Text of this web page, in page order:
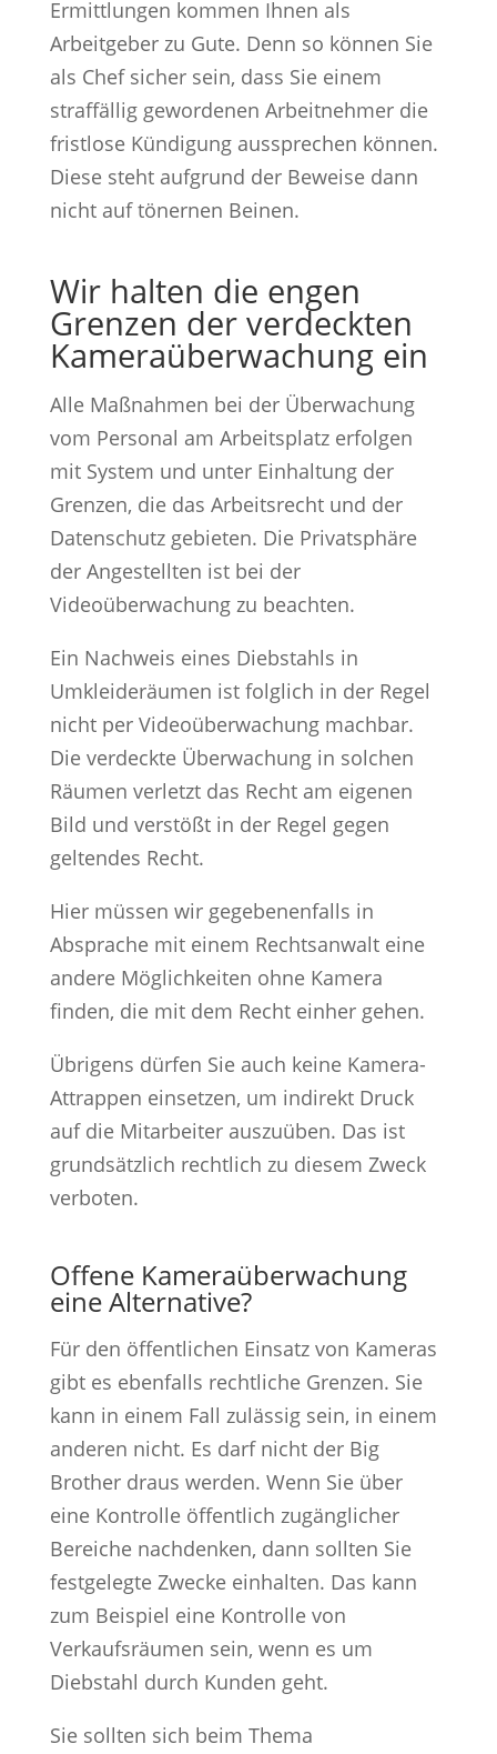
Ermittlungen kommen Ihnen als
Arbeitgeber zu Gute. Denn so können Sie
als Chef sicher sein, dass Sie einem
straffällig gewordenen Arbeitnehmer die
fristlose Kündigung aussprechen können.
Diese steht aufgrund der Beweise dann
nicht auf tönernen Beinen.
Wir halten die engen
Grenzen der verdeckten
Kameraüberwachung ein
Alle Maßnahmen bei der Überwachung
vom Personal am Arbeitsplatz erfolgen
mit System und unter Einhaltung der
Grenzen, die das Arbeitsrecht und der
Datenschutz gebieten. Die Privatsphäre
der Angestellten ist bei der
Videoüberwachung zu beachten.
Ein Nachweis eines Diebstahls in
Umkleideräumen ist folglich in der Regel
nicht per Videoüberwachung machbar.
Die verdeckte Überwachung in solchen
Räumen verletzt das Recht am eigenen
Bild und verstößt in der Regel gegen
geltendes Recht.
Hier müssen wir gegebenenfalls in
Absprache mit einem Rechtsanwalt eine
andere Möglichkeiten ohne Kamera
finden, die mit dem Recht einher gehen.
Übrigens dürfen Sie auch keine Kamera-
Attrappen einsetzen, um indirekt Druck
auf die Mitarbeiter auszuüben. Das ist
grundsätzlich rechtlich zu diesem Zweck
verboten.
Offene Kameraüberwachung
eine Alternative?
Für den öffentlichen Einsatz von Kameras
gibt es ebenfalls rechtliche Grenzen. Sie
kann in einem Fall zulässig sein, in einem
anderen nicht. Es darf nicht der Big
Brother draus werden. Wenn Sie über
eine Kontrolle öffentlich zugänglicher
Bereiche nachdenken, dann sollten Sie
festgelegte Zwecke einhalten. Das kann
zum Beispiel eine Kontrolle von
Verkaufsräumen sein, wenn es um
Diebstahl durch Kunden geht.
Sie sollten sich beim Thema